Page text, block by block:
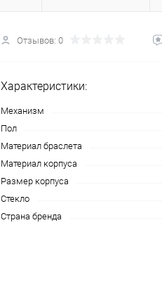
Отзывов: 0
Характеристики:
Механизм
Пол
Материал браслета
Материал корпуса
Размер корпуса
Стекло
Страна бренда